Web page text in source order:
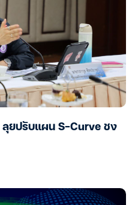
ลุยปรับแผน S-Curve ชง